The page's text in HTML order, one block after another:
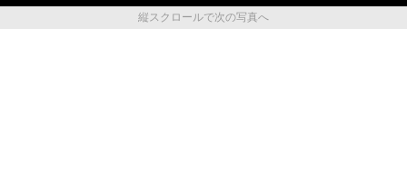
縦スクロールで次の写真へ